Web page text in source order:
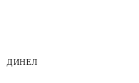
ДИНЕЛ